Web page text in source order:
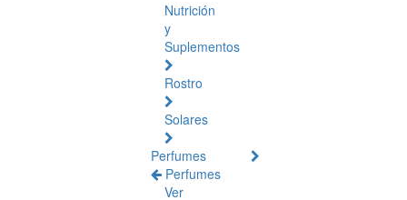
Nutrición
y
Suplementos
Rostro
Solares
Perfumes
Perfumes
Ver